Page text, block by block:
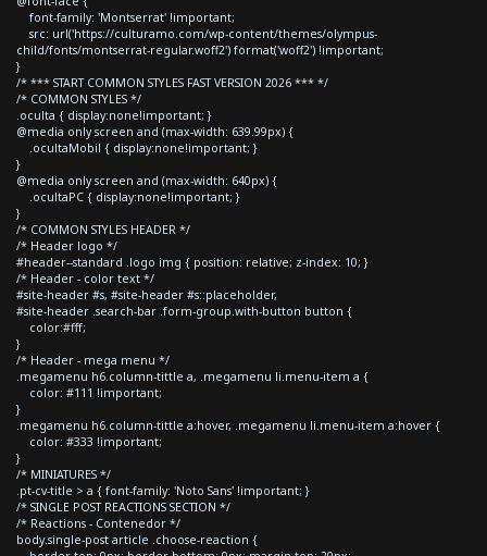
font-family: 'Montserrat' !important;
src: url('https://culturamo.com/wp-content/themes/olympus-
child/fonts/montserrat-regular.woff2') format('woff2') !important;
}
/* *** START COMMON STYLES FAST VERSION 2026 *** */
/* COMMON STYLES */
.oculta { display:none!important; }
@media only screen and (max-width: 639.99px) {
.ocultaMobil { display:none!important; }
}
@media only screen and (max-width: 640px) {
.ocultaPC { display:none!important; }
}
/* COMMON STYLES HEADER */
/* Header logo */
#header--standard .logo img { position: relative; z-index: 10; }
/* Header - color text */
#site-header #s, #site-header #s::placeholder,
#site-header .search-bar .form-group.with-button button {
color:#fff;
}
/* Header - mega menu */
.megamenu h6.column-tittle a, .megamenu li.menu-item a {
color: #111 !important;
}
.megamenu h6.column-tittle a:hover, .megamenu li.menu-item a:hover {
color: #333 !important;
}
/* MINIATURES */
.pt-cv-title > a { font-family: 'Noto Sans' !important; }
/* SINGLE POST REACTIONS SECTION */
/* Reactions - Contenedor */
body.single-post article .choose-reaction {